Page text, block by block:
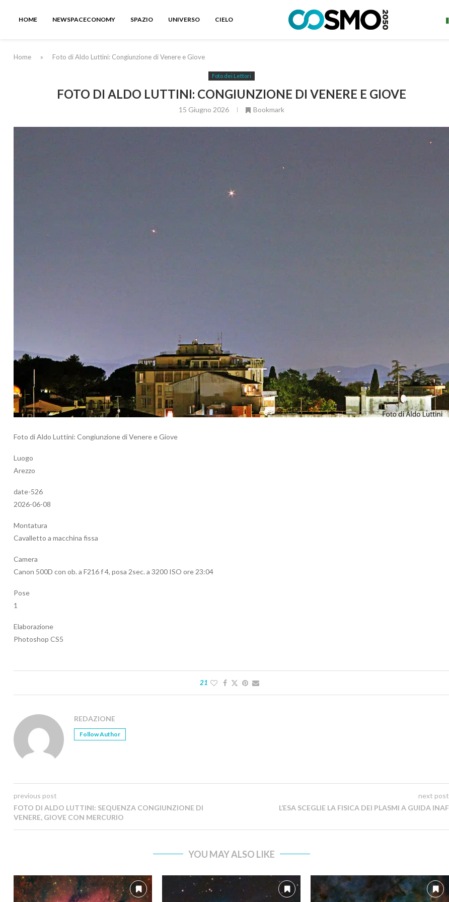
HOME NEWSPACECONOMY SPAZIO UNIVERSO CIELO
Home » Foto di Aldo Luttini: Congiunzione di Venere e Giove
Foto dei Lettori
FOTO DI ALDO LUTTINI: CONGIUNZIONE DI VENERE E GIOVE
15 Giugno 2026 Bookmark
Foto di Aldo Luttini: Congiunzione di Venere e Giove
Luogo
Arezzo
date-526
2026-06-08
Montatura
Cavalletto a macchina fissa
Camera
Canon 500D con ob. a F216 f 4, posa 2sec. a 3200 ISO ore 23:04
Pose
1
Elaborazione
Photoshop CS5
21
REDAZIONE
Follow Author
previous post
FOTO DI ALDO LUTTINI: SEQUENZA CONGIUNZIONE DI
VENERE, GIOVE CON MERCURIO
next post
L’ESA SCEGLIE LA FISICA DEI PLASMI A GUIDA INAF
YOU MAY ALSO LIKE